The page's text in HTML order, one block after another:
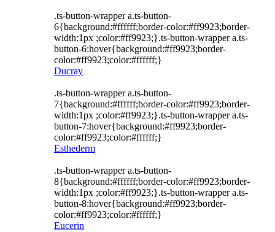
.ts-button-wrapper a.ts-button-
6{background:#ffffff;border-color:#ff9923;border-
width:1px ;color:#ff9923;}.ts-button-wrapper a.ts-
button-6:hover{background:#ff9923;border-
color:#ff9923;color:#ffffff;}
Ducray
.ts-button-wrapper a.ts-button-
7{background:#ffffff;border-color:#ff9923;border-
width:1px ;color:#ff9923;}.ts-button-wrapper a.ts-
button-7:hover{background:#ff9923;border-
color:#ff9923;color:#ffffff;}
Esthederm
.ts-button-wrapper a.ts-button-
8{background:#ffffff;border-color:#ff9923;border-
width:1px ;color:#ff9923;}.ts-button-wrapper a.ts-
button-8:hover{background:#ff9923;border-
color:#ff9923;color:#ffffff;}
Eucerin